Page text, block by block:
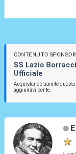
CONTENUTO
SS Lazio
Ufficiale
Acquistando tramite
aggiuntivi per te.